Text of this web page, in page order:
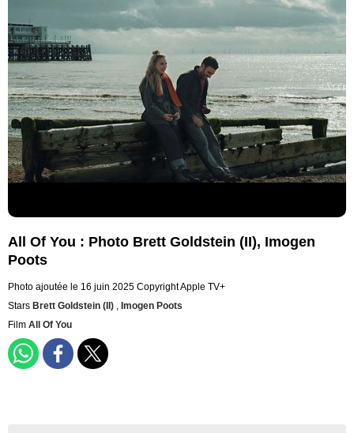
All Of You : Photo Brett Goldstein (II), Imogen
Poots
Photo ajoutée le 16 juin 2025 Copyright Apple TV+
Stars Brett Goldstein (II) , Imogen Poots
Film All Of You